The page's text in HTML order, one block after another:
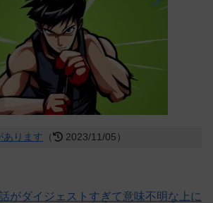
あります （ 2023/11/05）
がダイジェストすぎて意味不明な上に